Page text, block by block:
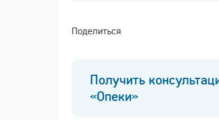
Поделиться
Получить
«Опеки»